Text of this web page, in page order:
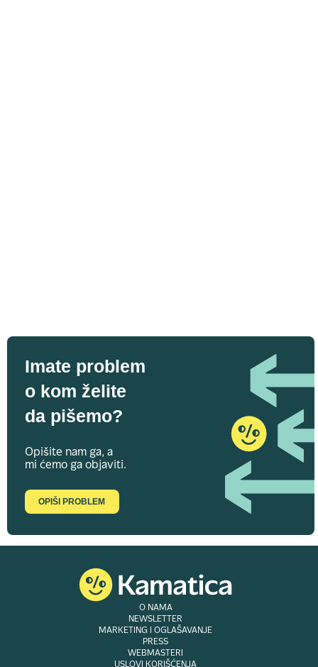
Imate problem
o kom želite
da pišemo?
Opišite nam ga, a
mi ćemo ga objaviti.
OPIŠI PROBLEM
O NAMA
NEWSLETTER
MARKETING I OGLAŠAVANJE
PRESS
WEBMASTERI
USLOVI KORIŠĆENJA